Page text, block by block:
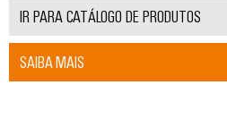
IR PARA CATÁLOGO DE PRODUTOS
SAIBA MAIS